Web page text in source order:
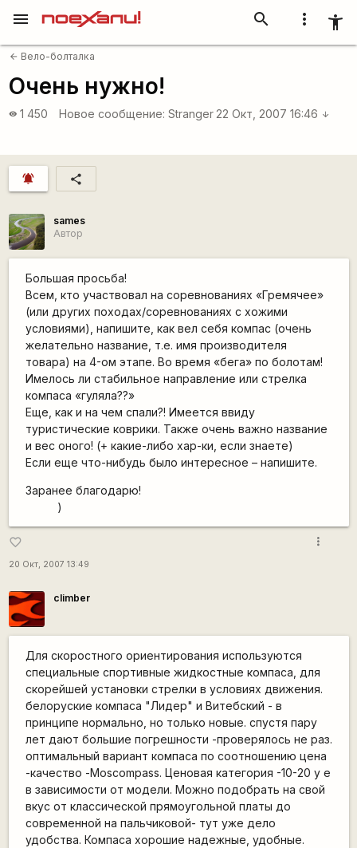
more_vert accessibility_new
search
menu
arrow_back Вело-болталка
Очень нужно!
visibility 1 450 Новое сообщение: Stranger 22 Окт, 2007 16:46 arrow_downward
notifications_active share
sames
Автор
Большая просьба!
Всем, кто участвовал на соревнованиях «Гремячее»
(или других походах/соревнованиях с хожими
условиями), напишите, как вел себя компас (очень
желательно название, т.е. имя производителя
товара) на 4-ом этапе. Во время «бега» по болотам!
Имелось ли стабильное направление или стрелка
компаса «гуляла??»
Еще, как и на чем спали?! Имеется ввиду
туристические коврики. Также очень важно название
и вес оного! (+ какие-либо хар-ки, если знаете)
Если еще что-нибудь было интересное – напишите.
Заранее благодарю!
)
favorite_border
20 Окт, 2007 13:49
more_vert
climber
Для скоростного ориентирования используются
специальные спортивные жидкостные компаса, для
скорейшей установки стрелки в условиях движения.
белоруские компаса "Лидер" и Витебский - в
принципе нормально, но только новые. спустя пару
лет дают большие погрешности -проверялось не раз.
оптимальный вариант компаса по соотношению цена
-качество -Moscompass. Ценовая категория -10-20 у е
в зависимости от модели. Можно подобрать на свой
вкус от классической прямоугольной платы до
современной на пальчиковой- тут уже дело
удобства. Компаса хорошие надежные, удобные.